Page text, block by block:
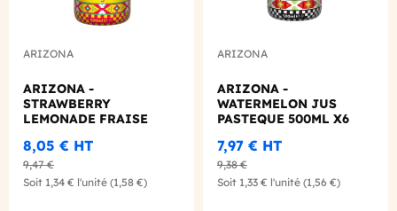
ARIZONA
ARIZONA -
STRAWBERRY
LEMONADE FRAISE
8,05 € HT
9,47 €
Soit 1,34 € l'unité (1,58 €)
ARIZONA
ARIZONA -
WATERMELON JUS
PASTEQUE 500ML X6
7,97 € HT
9,38 €
Soit 1,33 € l'unité (1,56 €)